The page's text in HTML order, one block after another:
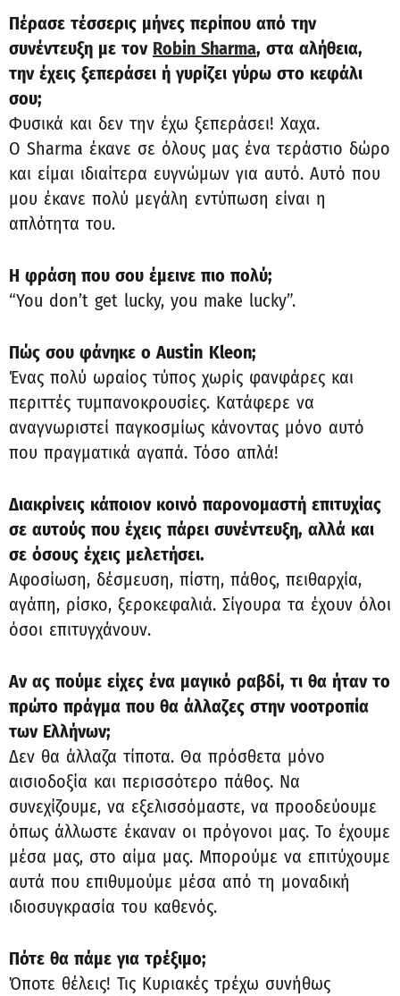
Πέρασε τέσσερις μήνες περίπου από την
συνέντευξη με τον Robin Sharma, στα αλήθεια,
την έχεις ξεπεράσει ή γυρίζει γύρω στο κεφάλι
σου;
Φυσικά και δεν την έχω ξεπεράσει! Χαχα.
Ο Sharma έκανε σε όλους μας ένα τεράστιο δώρο
και είμαι ιδιαίτερα ευγνώμων για αυτό. Αυτό που
μου έκανε πολύ μεγάλη εντύπωση είναι η
απλότητα του.
Η φράση που σου έμεινε πιο πολύ;
“You don’t get lucky, you make lucky”.
Πώς σου φάνηκε ο Austin Kleon;
Ένας πολύ ωραίος τύπος χωρίς φανφάρες και
περιττές τυμπανοκρουσίες. Κατάφερε να
αναγνωριστεί παγκοσμίως κάνοντας μόνο αυτό
που πραγματικά αγαπά. Τόσο απλά!
Διακρίνεις κάποιον κοινό παρονομαστή επιτυχίας
σε αυτούς που έχεις πάρει συνέντευξη, αλλά και
σε όσους έχεις μελετήσει.
Αφοσίωση, δέσμευση, πίστη, πάθος, πειθαρχία,
αγάπη, ρίσκο, ξεροκεφαλιά. Σίγουρα τα έχουν όλοι
όσοι επιτυγχάνουν.
Αν ας πούμε είχες ένα μαγικό ραβδί, τι θα ήταν το
πρώτο πράγμα που θα άλλαζες στην νοοτροπία
των Ελλήνων;
Δεν θα άλλαζα τίποτα. Θα πρόσθετα μόνο
αισιοδοξία και περισσότερο πάθος. Να
συνεχίζουμε, να εξελισσόμαστε, να προοδεύουμε
όπως άλλωστε έκαναν οι πρόγονοι μας. Το έχουμε
μέσα μας, στο αίμα μας. Μπορούμε να επιτύχουμε
αυτά που επιθυμούμε μέσα από τη μοναδική
ιδιοσυγκρασία του καθενός.
Πότε θα πάμε για τρέξιμο;
Όποτε θέλεις! Τις Κυριακές τρέχω συνήθως